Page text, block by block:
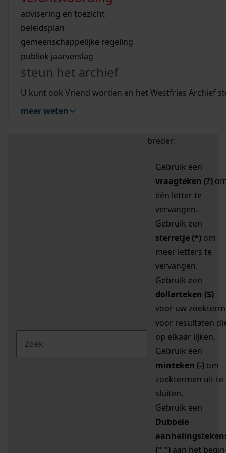
bouwvergunningen
omgevingsvergunningen
vergunningen
beeld en geluid
uitleg nodig?
Wij helpen u op weg met een aantal zoektips.
bekijk alle zoektips
Wij helpen u op weg met een aantal zoektips.
bekijk alle zoektips
bekijk ons geschiedenislokaal
advisering en toezicht
beleidsplan
gemeenschappelijke regeling
publiek jaarverslag
steun het archief
U kunt ook Vriend worden en het Westfries Archief
meer weten
zoektips
Mijn Studiezaal (inloggen)
uw zoekopdracht te
breder:
Gebruik een
vraagteken (?)
één letter te
vervangen.
Gebruik een
sterretje (*) om
meer letters te
vervangen.
Gebruik een
dollarteken ($)
voor uw zoekterm
voor resultaten
op elkaar lijken.
Gebruik een
minteken (-) om
zoektermen uit te
sluiten.
Gebruik een
Dubbele
(" ") aan het begin